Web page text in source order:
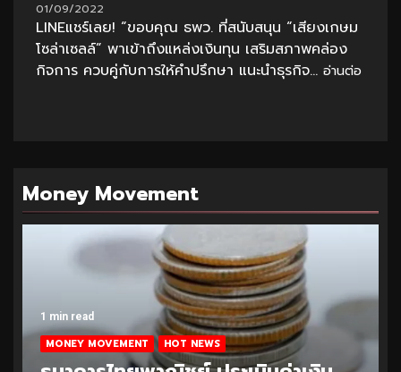
01/09/2022
LINEแชร์เลย! “ขอบคุณ ธพว. ที่สนับสนุน “เสียงเกษม
โซล่าเซลล์” พาเข้าถึงแหล่งเงินทุน เสริมสภาพคล่อง
กิจการ ควบคู่กับการให้คำปรึกษา แนะนำธุรกิจ... อ่านต่อ
Money Movement
1 min read
MONEY MOVEMENT HOT NEWS